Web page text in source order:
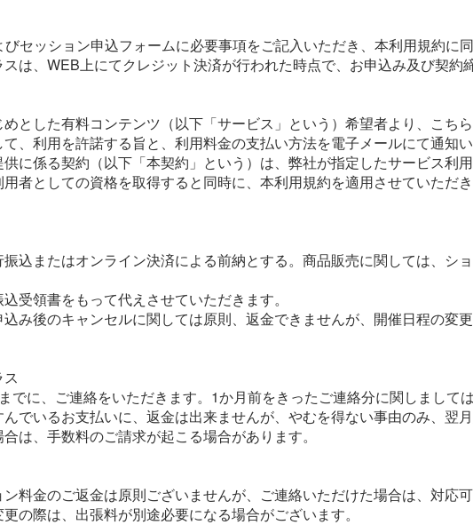
セッション申込フォームに必要事項をご記入いただき、本利用規約に
は、WEB上にてクレジット決済が行われた時点で、お申込み及び契約
とした有料コンテンツ（以下「サービス」という）希望者より、こち
、利用を許諾する旨と、利用料金の支払い方法を電子メールにて通知い
に係る契約（以下「本契約」という）は、弊社が指定したサービス利
者としての資格を取得すると同時に、本利用規約を適用させていただき
込またはオンライン決済による前納とする。商品販売に関しては、シ
受領書をもって代えさせていただきます。
み後のキャンセルに関しては原則、返金できませんが、開催日程の変
でに、ご連絡をいただきます。1か月前をきったご連絡分に関しまして
でいるお支払いに、返金は出来ませんが、やむを得ない事由のみ、翌
は、手数料のご請求が起こる場合があります。
料金のご返金は原則ございませんが、ご連絡いただけた場合は、対応
の際は、出張料が別途必要になる場合がございます。